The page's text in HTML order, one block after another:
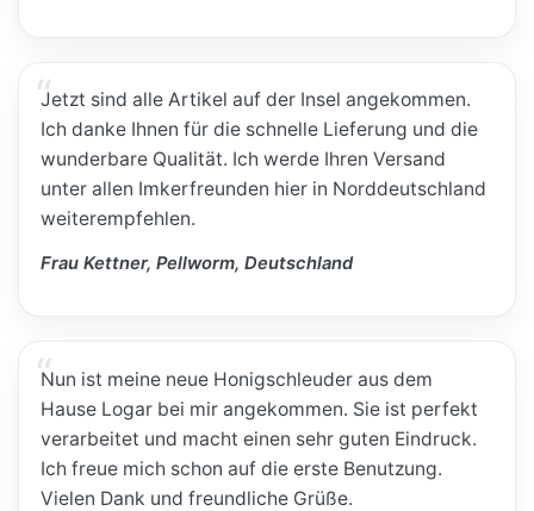
Jetzt sind alle Artikel auf der Insel angekommen.
Ich danke Ihnen für die schnelle Lieferung und die
wunderbare Qualität. Ich werde Ihren Versand
unter allen Imkerfreunden hier in Norddeutschland
weiterempfehlen.
Frau Kettner, Pellworm, Deutschland
Nun ist meine neue Honigschleuder aus dem
Hause Logar bei mir angekommen. Sie ist perfekt
verarbeitet und macht einen sehr guten Eindruck.
Ich freue mich schon auf die erste Benutzung.
Vielen Dank und freundliche Grüße.